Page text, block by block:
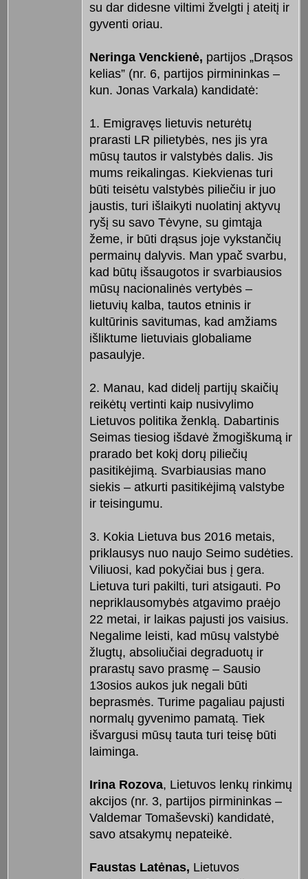
su dar didesne viltimi žvelgti į ateitį ir
gyventi oriau.
Neringa Venckienė, partijos „Drąsos
kelias” (nr. 6, partijos pirmininkas –
kun. Jonas Varkala) kandidatė:
1. Emigravęs lietuvis neturėtų
prarasti LR pilietybės, nes jis yra
mūsų tautos ir valstybės dalis. Jis
mums reikalingas. Kiekvienas turi
būti teisėtu valstybės piliečiu ir juo
jaustis, turi išlaikyti nuolatinį aktyvų
ryšį su savo Tėvyne, su gimtąja
žeme, ir būti drąsus joje vykstančių
permainų dalyvis. Man ypač svarbu,
kad būtų išsaugotos ir svarbiausios
mūsų nacionalinės vertybės –
lietuvių kalba, tautos etninis ir
kultūrinis savitumas, kad amžiams
išliktume lietuviais globaliame
pasaulyje.
2. Manau, kad didelį partijų skaičių
reikėtų vertinti kaip nusivylimo
Lietuvos politika ženklą. Dabartinis
Seimas tiesiog išdavė žmogiškumą ir
prarado bet kokį dorų piliečių
pasitikėjimą. Svarbiausias mano
siekis – atkurti pasitikėjimą valstybe
ir teisingumu.
3. Kokia Lietuva bus 2016 metais,
priklausys nuo naujo Seimo sudėties.
Viliuosi, kad pokyčiai bus į gera.
Lietuva turi pakilti, turi atsigauti. Po
nepriklausomybės atgavimo praėjo
22 metai, ir laikas pajusti jos vaisius.
Negalime leisti, kad mūsų valstybė
žlugtų, absoliučiai degraduotų ir
prarastų savo prasmę – Sausio
13osios aukos juk negali būti
beprasmės. Turime pagaliau pajusti
normalų gyvenimo pamatą. Tiek
išvargusi mūsų tauta turi teisę būti
laiminga.
Irina Rozova, Lietuvos lenkų rinkimų
akcijos (nr. 3, partijos pirmininkas –
Valdemar Tomaševski) kandidatė,
savo atsakymų nepateikė.
Faustas Latėnas, Lietuvos